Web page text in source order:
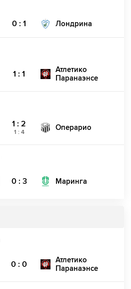
0 : 1 Лондрина
1 : 1
Атлетико
Паранаэнсе
1 : 2
1 : 4
Операрио
0 : 3 Маринга
0 : 0
Атлетико
Паранаэнсе